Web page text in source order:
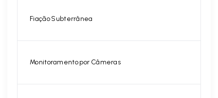
Fiação Subterrânea
Monitoramento por Câmeras